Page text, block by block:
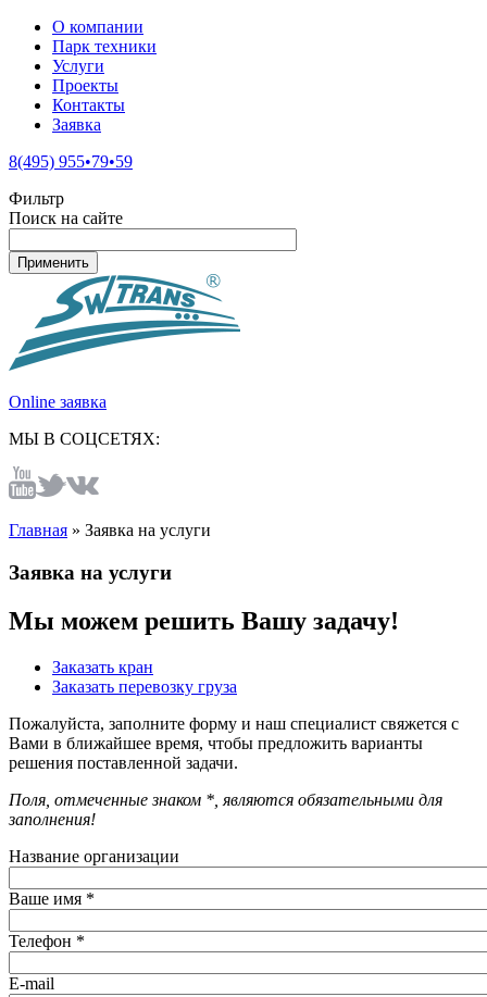
О компании
Парк техники
Услуги
Проекты
Контакты
Заявка
8(495) 955•79•59
Фильтр
Поиск на сайте
Online заявка
МЫ В СОЦСЕТЯХ:
Главная » Заявка на услуги
Заявка на услуги
Мы можем решить Вашу задачу!
Заказать кран
Заказать перевозку груза
Пожалуйста, заполните форму и наш специалист свяжется с
Вами в ближайшее время, чтобы предложить варианты
решения поставленной задачи.
Поля, отмеченные знаком *, являются обязательными для
заполнения!
Название организации
Ваше имя *
Телефон *
E-mail